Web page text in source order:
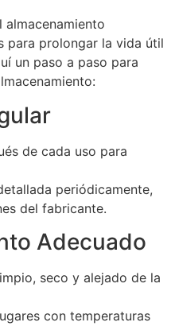
almacenamiento
para prolongar la vida útil
un paso a paso para
de cada uso para
periódicamente,
del fabricante.
Adecuado
seco y alejado de la
con temperaturas